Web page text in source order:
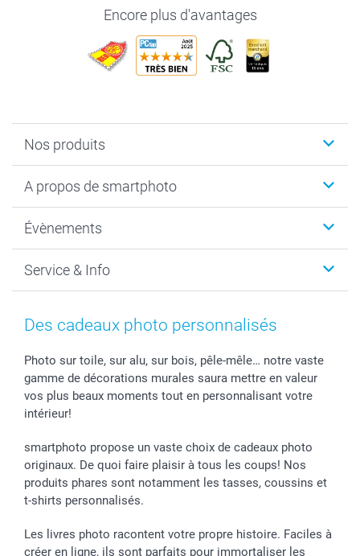
Encore plus d'avantages
Nos produits
Cadeaux photo
MyNameBook
Développement photo & Tirage photo
Cadres photo & accessoires déco
Stickers & Etiquettes
Chèque Cadeau
A propos de smartphoto
Durabilité
Gestion des cookies
Mentions Légales
Affiliation
Investor Relations
B2B smartbusiness
Évènements
Nouvel An
Fête des Mères
Confirmation ou communion
Mariage
Fête d'anniversaire
Tous les évènements
Service & Info
Tarifs et frais de livraison
Livraison en 48 heures
Modes de Paiement
Identifiez-vous
Statut de ma commande
smarfriends
smartgarantie
smartbonus
Des cadeaux photo personnalisés
Photo sur toile, sur alu, sur bois, pêle-mêle… notre vaste
gamme de décorations murales saura mettre en valeur
vos plus beaux moments tout en personnalisant votre
intérieur!
smartphoto propose un vaste choix de cadeaux photo
originaux. De quoi faire plaisir à tous les coups! Nos
produits phares sont notamment les tasses, coussins et
t-shirts personnalisés.
Les livres photo racontent votre propre histoire. Faciles à
créer en ligne, ils sont parfaits pour immortaliser les